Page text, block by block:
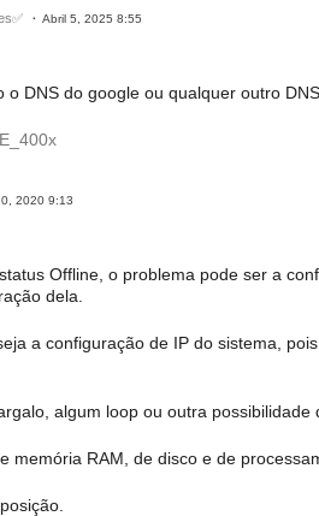
Abril 5, 2025 8:55
DNS do google ou qualquer outro
2020 9:13
Offline, o problema pode ser a
dela.
a configuração de IP do sistema,
algum loop ou outra possibilidade
memória RAM, de disco e de